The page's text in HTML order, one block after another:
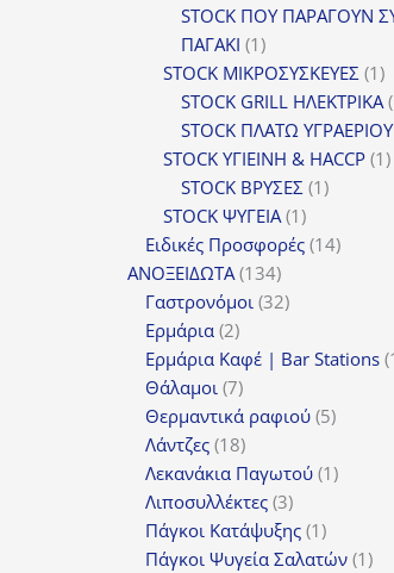
προϊόν
STOCK ΠΟΥ ΠΑΡΑΓΟΥΝ
ΠΑΓΑΚΙ 11
προϊόν
STOCK ΜΙΚΡΟΣΥΣΚΕΥΕΣ 11
STOCK GRILL ΗΛΕΚΤΡΙΚΑ
STOCK ΠΛΑΤΩ ΥΓΡΑΕΡΙΟΥ
STOCK ΥΓΙΕΙΝΗ & HACCP 11
STOCK ΒΡΥΣΕΣ 11
STOCK ΨΥΓΕΙΑ 11
προϊόν
Ειδικές Προσφορές 1414
ΑΝΟΞΕΙΔΩΤΑ 134134
προϊόντα
Γαστρονόμοι 3232
Ερμάρια 22
προϊόντα
Ερμάρια Καφέ | Bar Stations
Θάλαμοι 77
προϊόντα
Θερμαντικά ραφιού 55
Λάντζες 1818
προϊόντα
Λεκανάκια Παγωτού 11
Λιποσυλλέκτες 33
προϊόντα
Πάγκοι Κατάψυξης 11
προϊόν
Πάγκοι Ψυγεία Σαλατών 11